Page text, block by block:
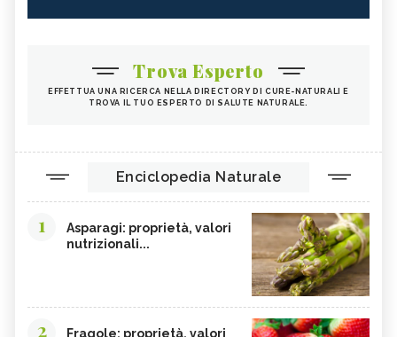
Trova Esperto
EFFETTUA UNA RICERCA NELLA DIRECTORY DI CURE-NATURALI E
TROVA IL TUO ESPERTO DI SALUTE NATURALE.
Enciclopedia Naturale
1
Asparagi: proprietà, valori
nutrizionali...
2
Fragole: proprietà, valori